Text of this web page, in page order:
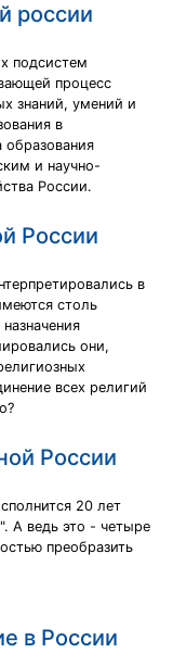
россии
подсистем
процесс
знаний, умений и
в
образования
и научно-
России.
России
в
столь
они,
всех религий
России
20 лет
А ведь это - четыре
преобразить
в России